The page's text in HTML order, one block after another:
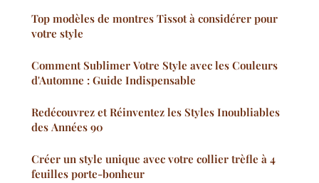
Top modèles de montres Tissot à considérer pour
votre style
Comment Sublimer Votre Style avec les Couleurs
d'Automne : Guide Indispensable
Redécouvrez et Réinventez les Styles Inoubliables
des Années 90
Créer un style unique avec votre collier trèfle à 4
feuilles porte-bonheur